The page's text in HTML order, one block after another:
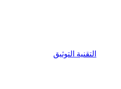
التقنية التوثيق